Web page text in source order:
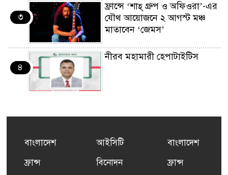
৩
ফ্রান্সে ‘শাহ্ গ্রুপ ও অফিওরা’-এর
যৌথ আয়োজনে ২ আগস্ট মঞ্চ
মাতাবেন ‘জেমস’
৪
নীরব মহামারী হেপাটাইটিস
৫
এর সম্পূর্ণ বিনামূল্যের সুশি
ফ্রান্সসহ ইউরোপীয় দেশসমূহে
দাবদাহ: কারণ, প্রভাব ও করণীয়
বাংলাদেশ
ফ্রান্স
আইসিটি
বিনোদন
বাংলাদেশ
ফ্রান্স